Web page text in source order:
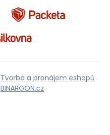
Tvorba a pronájem eshopů
BINARGON.cz